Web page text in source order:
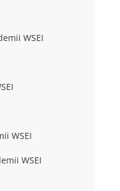
WSEI
WSEI
WSEI